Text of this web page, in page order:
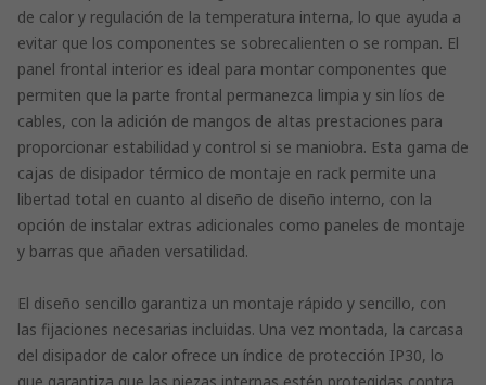
de calor y regulación de la temperatura interna, lo que ayuda a
evitar que los componentes se sobrecalienten o se rompan. El
panel frontal interior es ideal para montar componentes que
permiten que la parte frontal permanezca limpia y sin líos de
cables, con la adición de mangos de altas prestaciones para
proporcionar estabilidad y control si se maniobra. Esta gama de
cajas de disipador térmico de montaje en rack permite una
libertad total en cuanto al diseño de diseño interno, con la
opción de instalar extras adicionales como paneles de montaje
y barras que añaden versatilidad.
El diseño sencillo garantiza un montaje rápido y sencillo, con
las fijaciones necesarias incluidas. Una vez montada, la carcasa
del disipador de calor ofrece un índice de protección IP30, lo
que garantiza que las piezas internas estén protegidas contra